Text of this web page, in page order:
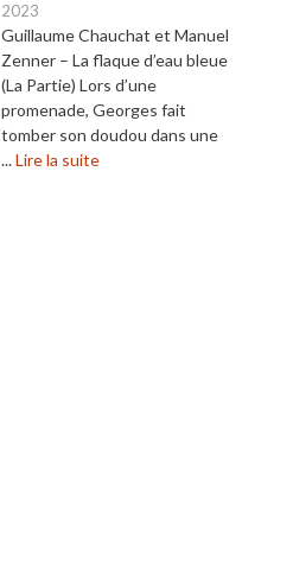
2023
Guillaume Chauchat et Manuel
Zenner – La flaque d’eau bleue
(La Partie) Lors d’une
promenade, Georges fait
tomber son doudou dans une
...Lire la suite